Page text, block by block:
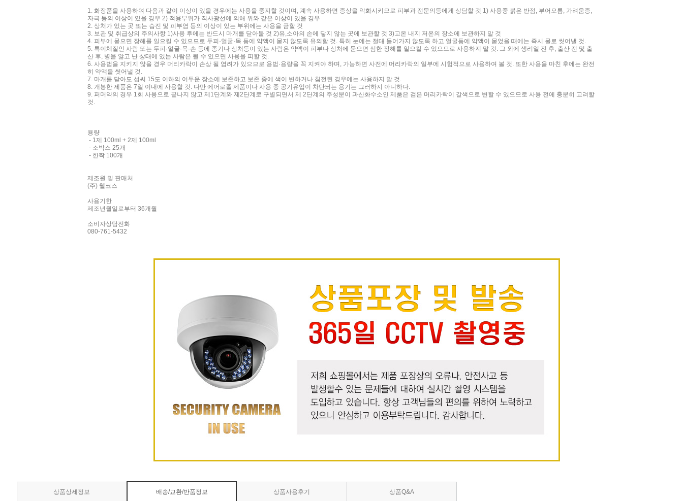
1. 화장품을 사용하여 다음과 같이 이상이 있을 경우에는 사용을 중지할 것이며, 계속 사용하면 증상을 악화시키므로 피부과 전문의등에게 상담할 것 1) 사용중 붉은 반점, 부어오름, 가려움증,
자극 등의 이상이 있을 경우 2) 적용부위가 직사광선에 의해 위와 같은 이상이 있을 경우
2. 상처가 있는 곳 또는 습진 및 피부염 등의 이상이 있는 부위에는 사용을 금할 것
3. 보관 및 취급상의 주의사항 1)사용 후에는 반드시 마개를 닫아둘 것 2)유,소아의 손에 닿지 않는 곳에 보관할 것 3)고온 내지 저온의 장소에 보관하지 말 것
4. 피부에 묻으면 장해를 일으킬 수 있으므로 두피·얼굴·목 등에 약액이 묻지 않도록 유의할 것. 특히 눈에는 절대 들어가지 않도록 하고 얼굴등에 약액이 묻었을 때에는 즉시 물로 씻어낼 것.
5. 특이체질인 사람 또는 두피·얼굴·목·손 등에 종기나 상처등이 있는 사람은 약액이 피부나 상처에 묻으면 심한 장해를 일으킬 수 있으므로 사용하지 말 것. 그 외에 생리일 전 후, 출산 전 및 출
산 후, 병을 앓고 난 상태에 있는 사람은 될 수 있으면 사용을 피할 것.
6. 사용법을 지키지 않을 경우 머리카락이 손상 될 염려가 있으므로 용법·용량을 꼭 지켜야 하며, 가능하면 사전에 머리카락의 일부에 시험적으로 사용하여 볼 것. 또한 사용을 마친 후에는 완전
히 약액을 씻어낼 것.
7. 마개를 닫아도 섭씨 15도 이하의 어두운 장소에 보존하고 보존 중에 색이 변하거나 침전된 경우에는 사용하지 말 것.
8. 개봉한 제품은 7일 이내에 사용할 것. 다만 에어로졸 제품이나 사용 중 공기유입이 차단되는 용기는 그러하지 아니하다.
9. 퍼머약의 경우 1회 사용으로 끝나지 않고 제1단계와 제2단계로 구별되면서 제 2단계의 주성분이 과산화수소인 제품은 검은 머리카락이 갈색으로 변할 수 있으므로 사용 전에 충분히 고려할
것.
용량
- 1제 100ml + 2제 100ml
- 소박스 25개
- 한짝 100개
제조원 및 판매처
(주) 웰코스
사용기한
제조년월일로부터 36개월
소비자상담전화
080-761-5432
상품상세정보 배송/교환/반품정보 상품사용후기 상품Q&A